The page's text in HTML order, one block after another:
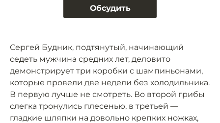
Обсудить
Сергей Будник, подтянутый, начинающий
седеть мужчина средних лет, деловито
демонстрирует три коробки с шампиньонами,
которые провели две недели без холодильника.
В первую лучше не смотреть. Во второй грибы
слегка тронулись плесенью, в третьей —
гладкие шляпки на довольно крепких ножках,